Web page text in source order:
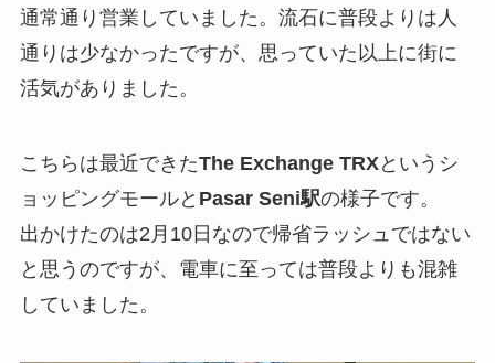
通常通り営業していました。流石に普段よりは人
通りは少なかったですが、思っていた以上に街に
活気がありました。
こちらは最近できたThe Exchange TRXというシ
ョッピングモールと Pasar Seni駅の様子です。
出かけたのは2月10日なので帰省ラッシュではない
と思うのですが、電車に至っては普段よりも混雑
していました。